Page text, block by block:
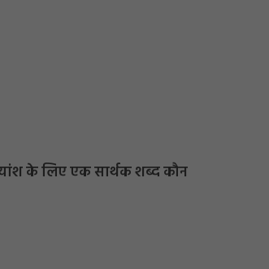
के लिए एक सार्थक शब्द कौन